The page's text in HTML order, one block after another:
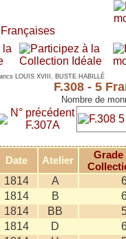
LOUIS XVIII, BUSTE HABILLÉ
F.308 - 5
Nombre de
N° précédent
F.307A
Date Atelier
Grade
1814 A
1814 B
1814 BB
1814 D